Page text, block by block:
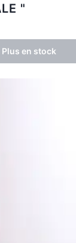
"
Plus en stock